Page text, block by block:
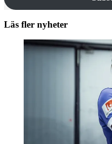
Läs fler nyheter